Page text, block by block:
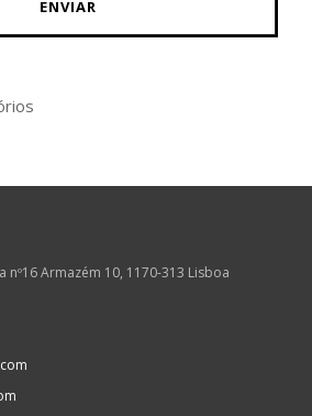
nº16 Armazém 10, 1170-313 Lisboa